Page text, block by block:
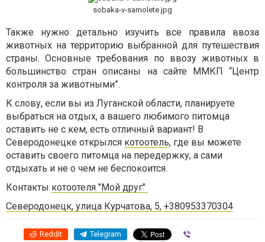
sobaka-v-samolete.jpg
Также нужно детально изучить все правила ввоза
животных на территорию выбранной для путешествия
страны. Основные требования по ввозу животных в
большинство стран описаны на сайте ММКП “Центр
контроля за животными”.
К слову, если вы из Луганской области, планируете
выбраться на отдых, а вашего любимого питомца
оставить не с кем, есть отличный вариант! В
Северодонецке открылся котоотель, где вы можете
оставить своего питомца на передержку, а сами
отдыхать и не о чем не беспокоится.
Контакты котоотеля "Мой друг"
Северодонецк, улица Курчатова, 5, +380953370304
Reddit Telegram